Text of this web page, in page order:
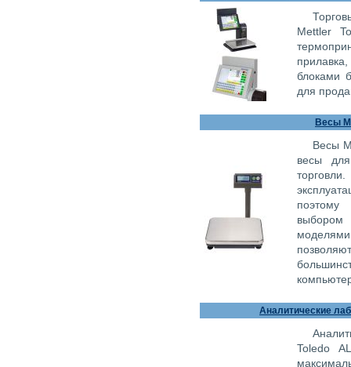
Mettler
блоками
для
Весы
Весы
весы
поэтому
Аналитические
Toledo